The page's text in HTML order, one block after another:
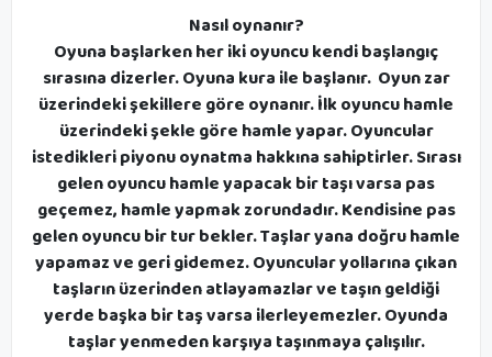
Nasıl oynanır?
Oyuna başlarken her iki oyuncu kendi başlangıç
sırasına dizerler. Oyuna kura ile başlanır. Oyun zar
üzerindeki şekillere göre oynanır. İlk oyuncu hamle
üzerindeki şekle göre hamle yapar. Oyuncular
istedikleri piyonu oynatma hakkına sahiptirler. Sırası
gelen oyuncu hamle yapacak bir taşı varsa pas
geçemez, hamle yapmak zorundadır. Kendisine pas
gelen oyuncu bir tur bekler. Taşlar yana doğru hamle
yapamaz ve geri gidemez. Oyuncular yollarına çıkan
taşların üzerinden atlayamazlar ve taşın geldiği
yerde başka bir taş varsa ilerleyemezler. Oyunda
taşlar yenmeden karşıya taşınmaya çalışılır.